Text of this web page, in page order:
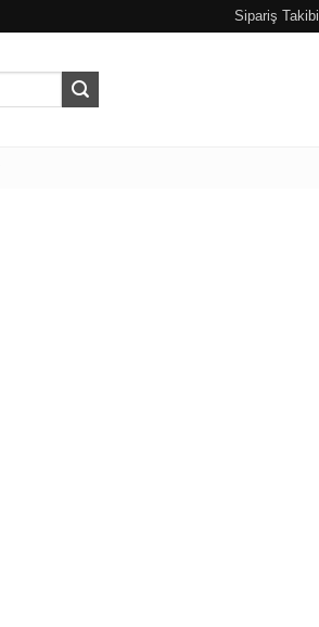
Sipariş Takibi